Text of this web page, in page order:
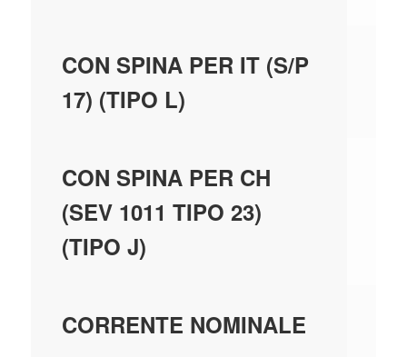
CON SPINA PER IT (S/P
17) (TIPO L)
CON SPINA PER CH
(SEV 1011 TIPO 23)
(TIPO J)
CORRENTE NOMINALE